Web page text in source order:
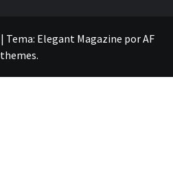
| Tema: Elegant Magazine porAF
themes.